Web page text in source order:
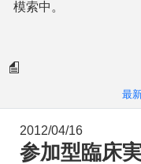
模索中。
最
2012/04/16
参加型臨床